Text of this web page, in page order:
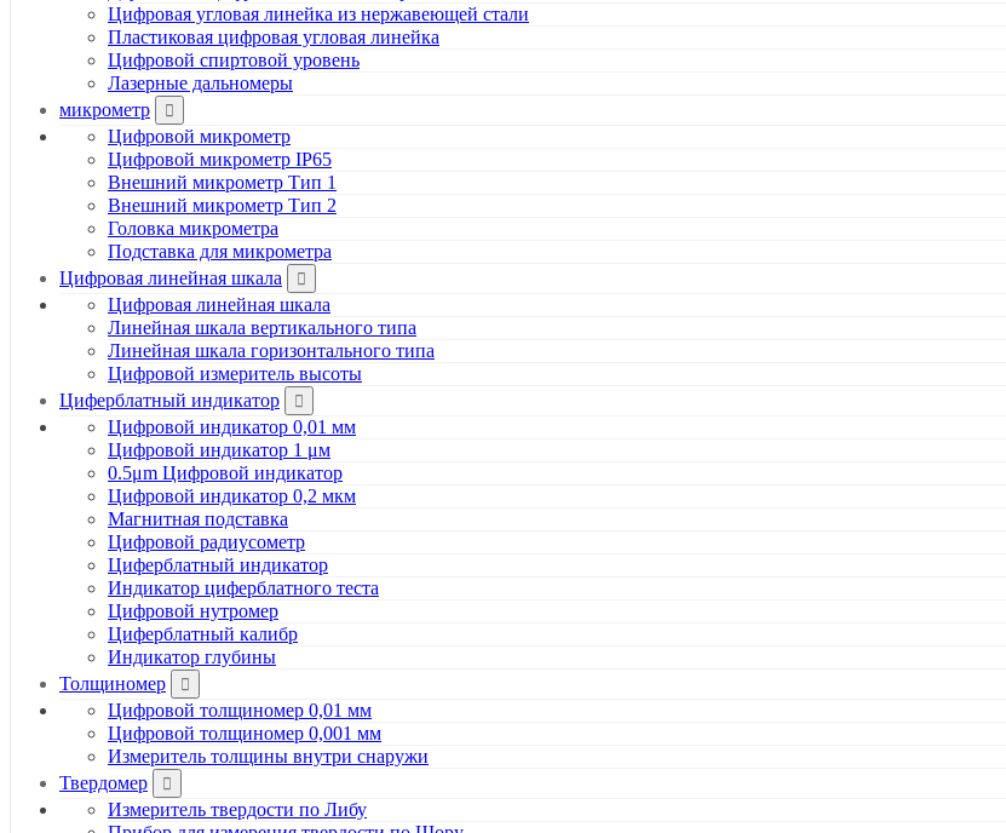
Цифровая угловая линейка из нержавеющей стали
Пластиковая цифровая угловая линейка
Цифровой спиртовой уровень
Лазерные дальномеры
микрометр
Цифровой микрометр
Цифровой микрометр IP65
Внешний микрометр Тип 1
Внешний микрометр Тип 2
Головка микрометра
Подставка для микрометра
Цифровая линейная шкала
Цифровая линейная шкала
Линейная шкала вертикального типа
Линейная шкала горизонтального типа
Цифровой измеритель высоты
Циферблатный индикатор
Цифровой индикатор 0,01 мм
Цифровой индикатор 1 μм
0.5μm Цифровой индикатор
Цифровой индикатор 0,2 мкм
Магнитная подставка
Цифровой радиусометр
Циферблатный индикатор
Индикатор циферблатного теста
Цифровой нутромер
Циферблатный калибр
Индикатор глубины
Толщиномер
Цифровой толщиномер 0,01 мм
Цифровой толщиномер 0,001 мм
Измеритель толщины внутри снаружи
Твердомер
Измеритель твердости по Либу